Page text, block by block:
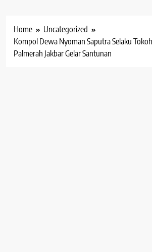
Home
Uncategorized
Kompol Dewa Nyoman Saputra Selaku
Palmerah Jakbar Gelar Santunan